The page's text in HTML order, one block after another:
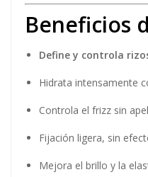
Beneficios
Define y controla
Hidrata intensamente
Controla el frizz sin
Fijación ligera, sin
Mejora el brillo y la